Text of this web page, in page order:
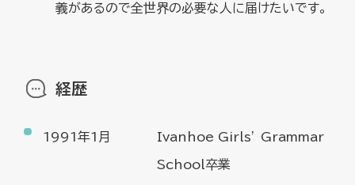
義があるので全世界の必要な人に届けたいです。
経歴
1991年1月 Ivanhoe Girls’ Grammar
School卒業